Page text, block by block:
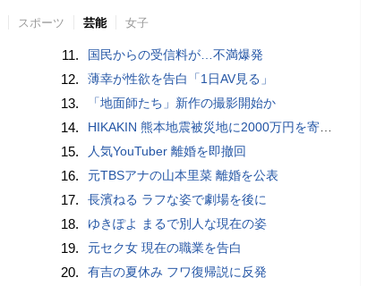
スポーツ 芸能 女子
11. 国民からの受信料が…不満爆発
12. 薄幸が性欲を告白「1日AV見る」
13. 「地面師たち」新作の撮影開始か
14. HIKAKIN 熊本地震被災地に2000万円を寄付「1円でも…支援の輪が広がることを願っています」
15. 人気YouTuber 離婚を即撤回
16. 元TBSアナの山本里菜 離婚を公表
17. 長濱ねる ラフな姿で劇場を後に
18. ゆきぽよ まるで別人な現在の姿
19. 元セク女 現在の職業を告白
20. 有吉の夏休み フワ復帰説に反発